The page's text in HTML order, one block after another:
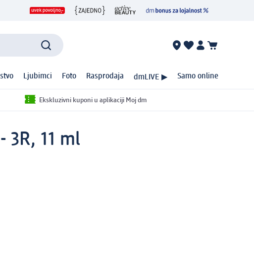
Ljubimci Foto Rasprodaja dmLIVE ▶ Samo online
Ekskluzivni kuponi u aplikaciji Moj dm
3R, 11 ml